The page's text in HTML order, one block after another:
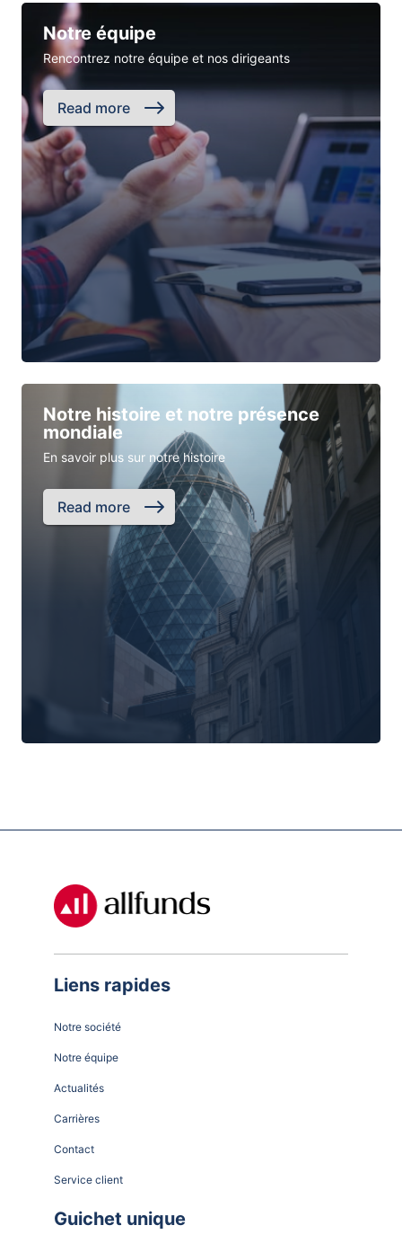
Notre équipe
Rencontrez notre équipe et nos dirigeants
Read more
Notre histoire et notre présence
mondiale
En savoir plus sur notre histoire
Read more
Liens rapides
Notre société
Notre équipe
Actualités
Carrières
Contact
Service client
Guichet unique